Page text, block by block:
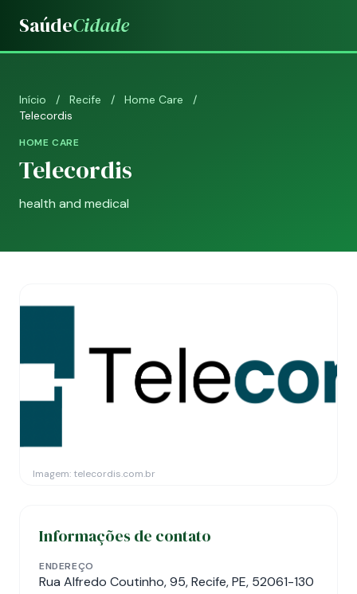
SaúdeCidade
Início / Recife / Home Care
/
Telecordis
HOME CARE
Telecordis
health and medical
Imagem: telecordis.com.br
Informações de contato
ENDEREÇO
Rua Alfredo Coutinho, 95, Recife, PE, 52061-130